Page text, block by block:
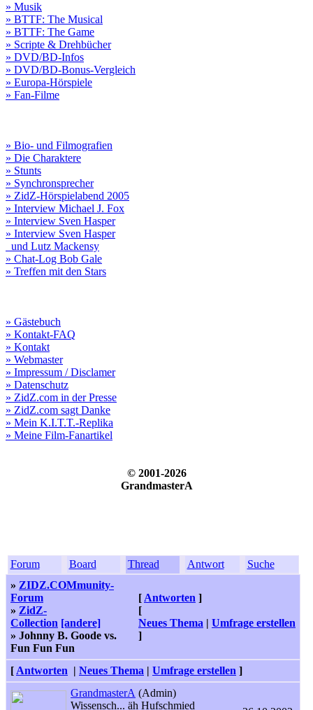
» Musik
» BTTF: The Musical
» BTTF: The Game
» Scripte & Drehbücher
» DVD/BD-Infos
» DVD/BD-Bonus-Vergleich
» Europa-Hörspiele
» Fan-Filme
» Bio- und Filmografien
» Die Charaktere
» Stunts
» Synchronsprecher
» ZidZ-Hörspielabend 2005
» Interview Michael J. Fox
» Interview Sven Hasper
» Interview Sven Hasper
und Lutz Mackensy
» Chat-Log Bob Gale
» Treffen mit den Stars
» Gästebuch
» Kontakt-FAQ
» Kontakt
» Webmaster
» Impressum / Disclamer
» Datenschutz
» ZidZ.com in der Presse
» ZidZ.com sagt Danke
» Mein K.I.T.T.-Replika
» Meine Film-Fanartikel
© 2001-2026
GrandmasterA
Forum Board Thread Antwort
Suche
» ZIDZ.COMmunity-
Forum
» ZidZ-
Collection [andere]
» Johnny B. Goode vs.
Fun Fun Fun
[ Antworten ]
[
Neues Thema | Umfrage erstellen
]
[ Antworten | Neues Thema | Umfrage erstellen ]
GrandmasterA (Admin)
Wissensch... äh Hufschmied